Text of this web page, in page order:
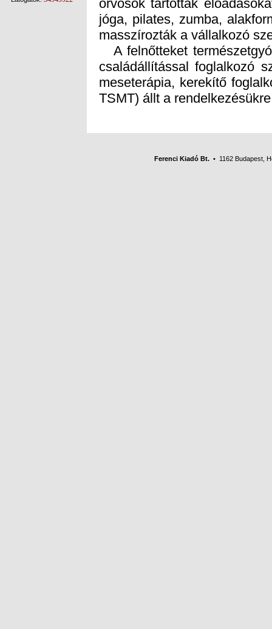
masszírozták a vállalkozó
A felnőtteket
családállítással foglalkozó
meseterápia, kerekítő
TSMT) állt a rendelkezésükre
Ferenci Kiadó Bt. • 1162 Budapest,